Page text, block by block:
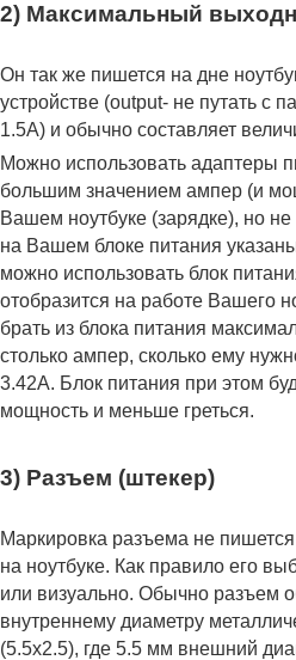
2) Максимальный
Он так же пишется на дне
устройстве (output- не путать с
1.5A) и обычно составляет
Можно использовать адаптеры
большим значением ампер (и
Вашем ноутбуке (зарядке), но
на Вашем блоке питания
можно использовать блок
отобразится на работе Вашего
брать из блока питания
столько ампер, сколько ему
3.42А. Блок питания при этом
мощность и меньше греться.
3) Разъем (штекер)
Маркировка разъема не
на ноутбуке. Как правило его
или визуально. Обычно разъем
внутреннему диаметру
(5.5x2.5), где 5.5 мм внешний